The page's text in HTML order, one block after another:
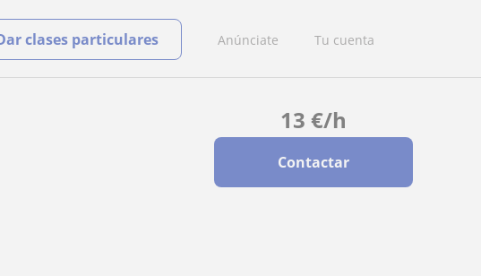
Anúnciate Tu cuenta
clases particulares
13 €/h
Contactar